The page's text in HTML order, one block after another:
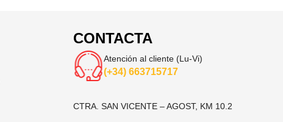
CONTACTA
Atención al cliente (Lu-Vi)
(+34) 663715717
CTRA. SAN VICENTE – AGOST, KM 10.2